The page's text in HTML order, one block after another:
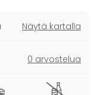
Näytä kartalla
0 arvostelua